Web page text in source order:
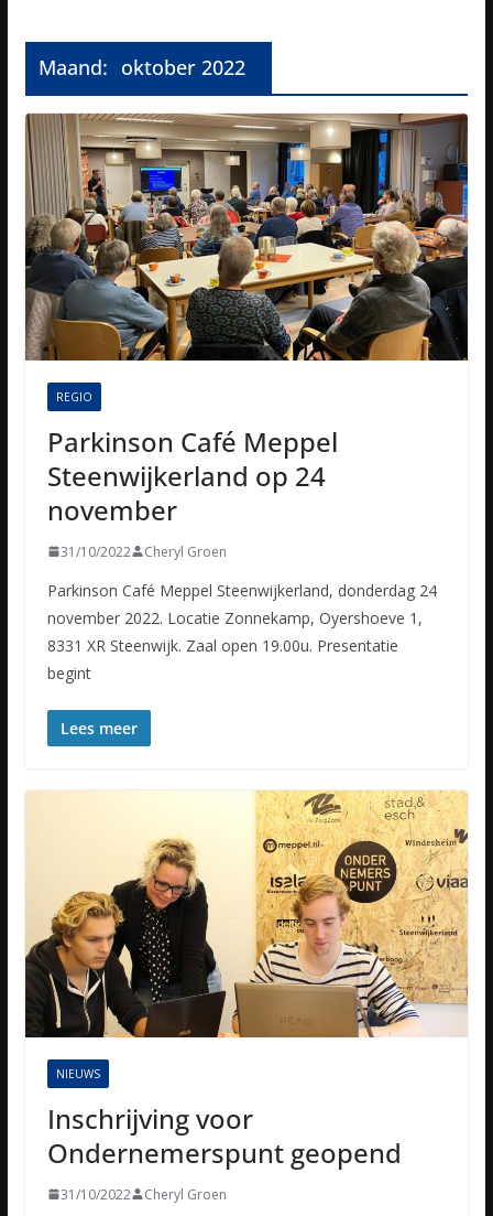
Maand: oktober 2022
REGIO
Parkinson Café Meppel
Steenwijkerland op 24
november
31/10/2022 Cheryl Groen
Parkinson Café Meppel Steenwijkerland, donderdag 24
november 2022. Locatie Zonnekamp, Oyershoeve 1,
8331 XR Steenwijk. Zaal open 19.00u. Presentatie
begint
Lees meer
NIEUWS
Inschrijving voor
Ondernemerspunt geopend
31/10/2022 Cheryl Groen